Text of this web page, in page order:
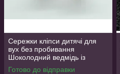
Сережки кліпси дитячі для
вух без пробивання
Шоколодний ведмідь із
жовтим вушком
Готово до відправки